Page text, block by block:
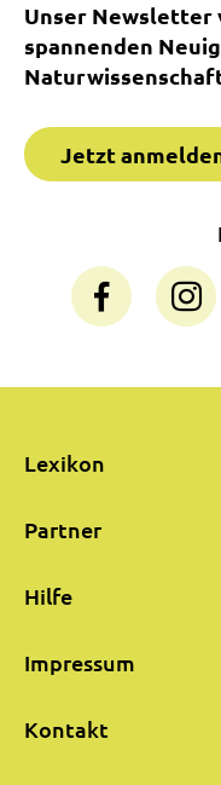
Unser Newsletter
spannenden
Jetzt
Lexikon
Partner
Hilfe
Impressum
Kontakt